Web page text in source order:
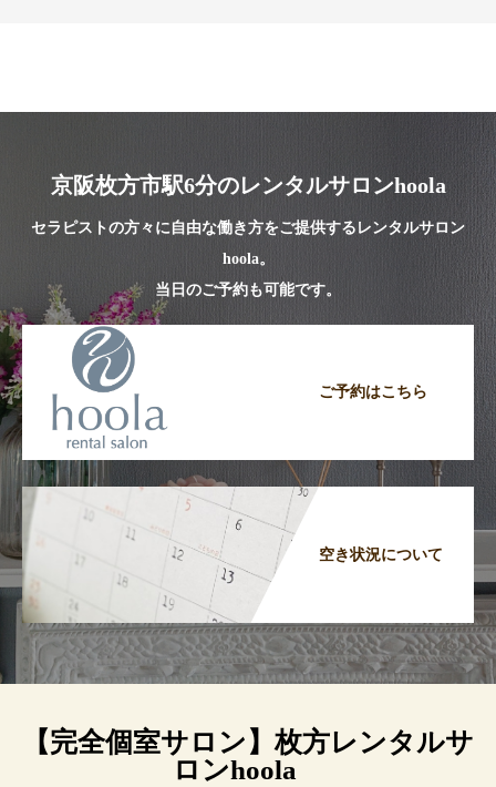
京阪枚方市駅6分のレンタルサロンhoola
セラピストの方々に自由な働き方をご提供するレンタルサロン
hoola。
当日のご予約も可能です。
ご予約はこちら
空き状況について
【完全個室サロン】枚方レンタルサ
ロンhoola